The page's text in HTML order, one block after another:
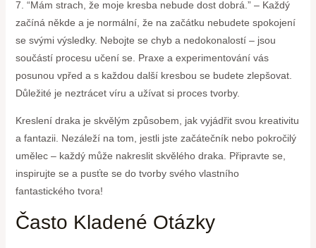
7. “Mám strach, že moje kresba nebude dost dobrá.” – Každý
začíná někde a je normální, že na začátku nebudete spokojení
se svými výsledky. Nebojte se chyb a nedokonalostí – jsou
součástí procesu učení se. Praxe a experimentování vás
posunou vpřed a s každou další kresbou se budete zlepšovat.
Důležité je neztrácet víru a užívat si proces tvorby.
Kreslení draka je skvělým způsobem, jak vyjádřit svou kreativitu
a fantazii. Nezáleží na tom, jestli jste začátečník nebo pokročilý
umělec – každý může nakreslit skvělého draka. Připravte se,
inspirujte se a pusťte se do tvorby svého vlastního
fantastického tvora!
Často Kladené Otázky